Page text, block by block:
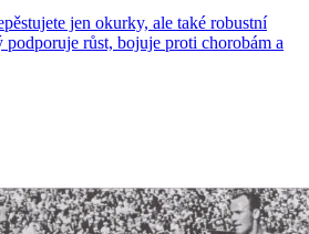
jen okurky, ale také robustní
podporuje růst, bojuje proti chorobám a